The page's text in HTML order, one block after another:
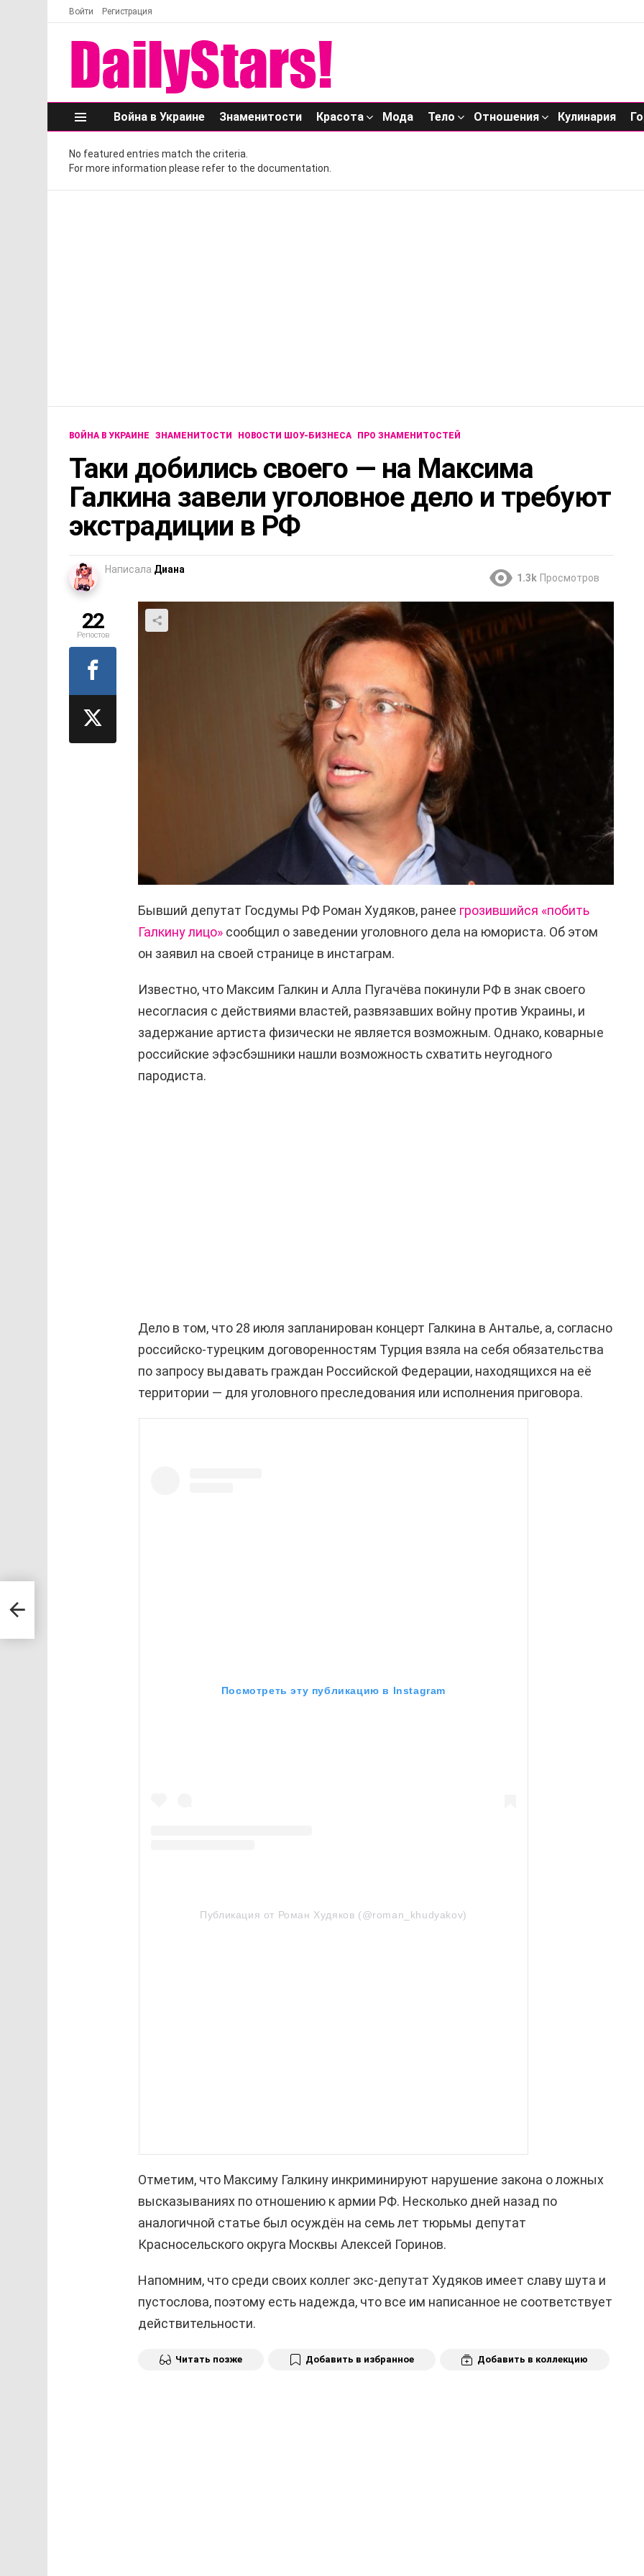
Войти Регистрация
Меню
Война в Украине Знаменитости Красота Мода Тело Отношения Кулинария
No featured entries match the criteria.
For more information please refer to the documentation.
ВОЙНА В УКРАИНЕ ЗНАМЕНИТОСТИ НОВОСТИ ШОУ-БИЗНЕСА ПРО ЗНАМЕНИТОСТЕЙ
Таки добились своего — на Максима
Галкина завели уголовное дело и требуют
экстрадиции в РФ
Написала Диана
1.3k Просмотров
Бывший депутат Госдумы РФ Роман Худяков, ранее грозившийся «побить
Галкину лицо» сообщил о заведении уголовного дела на юмориста. Об этом
он заявил на своей странице в инстаграм.
Известно, что Максим Галкин и Алла Пугачёва покинули РФ в знак своего
несогласия с действиями властей, развязавших войну против Украины, и
задержание артиста физически не является возможным. Однако, коварные
российские эфэсбэшники нашли возможность схватить неугодного
пародиста.
Дело в том, что 28 июля запланирован концерт Галкина в Анталье, а, согласно
российско-турецким договоренностям Турция взяла на себя обязательства
по запросу выдавать граждан Российской Федерации, находящихся на её
территории — для уголовного преследования или исполнения приговора.
Посмотреть эту публикацию в Instagram
Публикация от Роман Худяков (@roman_khudyakov)
Отметим, что Максиму Галкину инкриминируют нарушение закона о ложных
высказываниях по отношению к армии РФ. Несколько дней назад по
аналогичной статье был осуждён на семь лет тюрьмы депутат
Красносельского округа Москвы Алексей Горинов.
Напомним, что среди своих коллег экс-депутат Худяков имеет славу шута и
пустослова, поэтому есть надежда, что все им написанное не соответствует
действительности.
Читать позже Добавить в избранное Добавить в коллекцию
22
Репостов
до